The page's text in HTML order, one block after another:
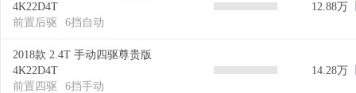
4K22D4T
前置后驱
6挡自动
12.88万
2018款 2.4T 手动四驱尊贵版
4K22D4T
前置四驱
6挡手动
14.28万